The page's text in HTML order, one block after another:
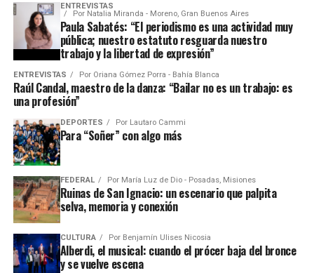
ENTREVISTAS
Por Natalia Miranda - Moreno, Gran Buenos Aires
Paula Sabatés: “El periodismo es una actividad muy
pública; nuestro estatuto resguarda nuestro
trabajo y la libertad de expresión”
ENTREVISTAS Por Oriana Gómez Porra - Bahía Blanca
Raúl Candal, maestro de la danza: “Bailar no es un trabajo: es
una profesión”
DEPORTES Por Lautaro Cammi
Para “Soñer” con algo más
FEDERAL Por María Luz de Dio - Posadas, Misiones
Ruinas de San Ignacio: un escenario que palpita
selva, memoria y conexión
CULTURA Por Benjamín Ulises Nicosia
Alberdi, el musical: cuando el prócer baja del bronce
y se vuelve escena